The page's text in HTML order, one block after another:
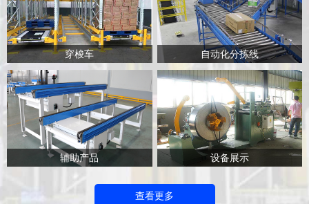
穿梭车 自动化分拣线
辅助产品 设备展示
查看更多